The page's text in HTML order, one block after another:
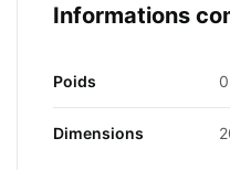
Informations
Poids
Dimensions